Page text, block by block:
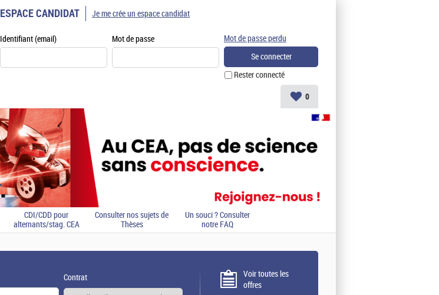
ESPACE CANDIDAT
Identifiant (email) Mot de passe
Rester connecté
Mot de passe perdu
Je me crée un espace candidat
0
CDI/CDD pour
alternants/stag. CEA
Consulter nos sujets de
Thèses
Un souci ? Consulter
notre FAQ
Contrat
Voir toutes les
offres